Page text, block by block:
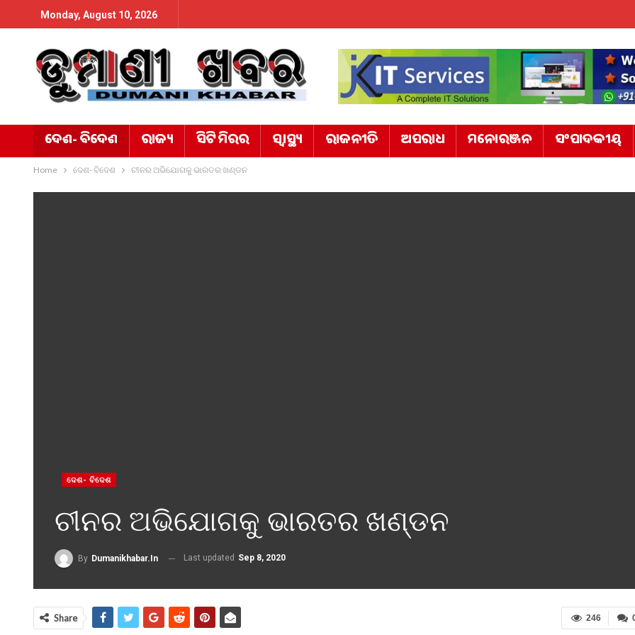
Monday, August 10, 2026
ଦେଶ- ବିଦେଶ ରାଜ୍ୟ ସିଟି ମିରର ସ୍ୱାସ୍ଥ୍ୟ ରାଜନୀତି ଅପରାଧ ମନୋରଞ୍ଜନ ସଂପାଦକୀୟ
Home ଦେଶ- ବିଦେଶ ଚୀନର ଅଭିଯୋଗକୁ ଭାରତର ଖଣ୍ଡନ
ଦେଶ- ବିଦେଶ
ଚୀନର ଅଭିଯୋଗକୁ ଭାରତର ଖଣ୍ଡନ
By Dumanikhabar.in Last updated Sep 8, 2020
246
Share